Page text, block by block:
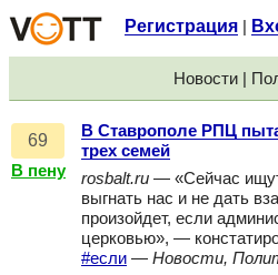
Регистрация
Новости |
69
В пену
В Ставрополе РПЦ
трех семей
rosbalt.ru — «Сейчас
выгнать нас и не дать
произойдет, если
церковью», —
#если — Новости,